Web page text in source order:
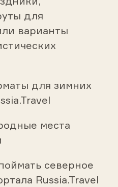
для
варианты
для зимних
места
северное
Russia.Travel